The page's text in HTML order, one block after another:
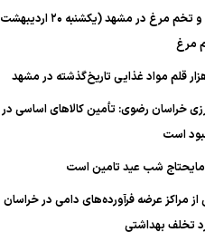
قیمت امروز گوشت، مرغ و تخم مرغ در مشهد (یکشنبه ۲۰ اردیبهشت
خراسان رضوی: تأمین کالا‌های اساسی در
است
مایحتاج شب عید تامین است
بازرسی از مراکز عرضه فرآورده‌های دامی در خراسان